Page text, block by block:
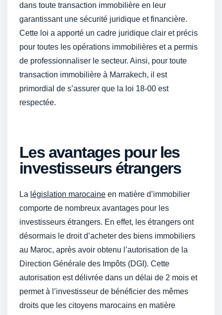
dans toute transaction immobilière en leur
garantissant une sécurité juridique et financière.
Cette loi a apporté un cadre juridique clair et précis
pour toutes les opérations immobilières et a permis
de professionnaliser le secteur. Ainsi, pour toute
transaction immobilière à Marrakech, il est
primordial de s’assurer que la loi 18-00 est
respectée.
Les avantages pour les
investisseurs étrangers
La législation marocaine en matière d’immobilier
comporte de nombreux avantages pour les
investisseurs étrangers. En effet, les étrangers ont
désormais le droit d’acheter des biens immobiliers
au Maroc, après avoir obtenu l’autorisation de la
Direction Générale des Impôts (DGI). Cette
autorisation est délivrée dans un délai de 2 mois et
permet à l’investisseur de bénéficier des mêmes
droits que les citoyens marocains en matière